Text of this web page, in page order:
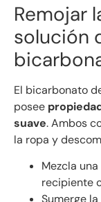
Remojar
solución
El bicarbonato
posee
suave. Ambos
la ropa y
Mezcla
recipiente
Sumerge